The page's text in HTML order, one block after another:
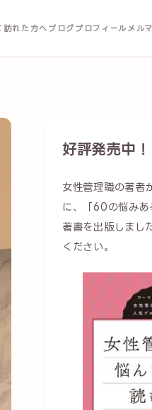
訪れた方へ ブログ プロフィール メル
好評発売中！
女性管理職の著者
に、「60の悩みあ
著書を出版しまし
ください。